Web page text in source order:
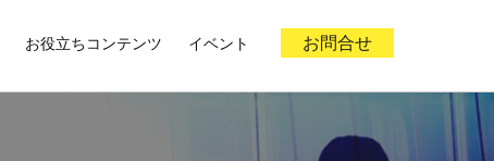
お役立ちコンテンツ イベント お問合せ